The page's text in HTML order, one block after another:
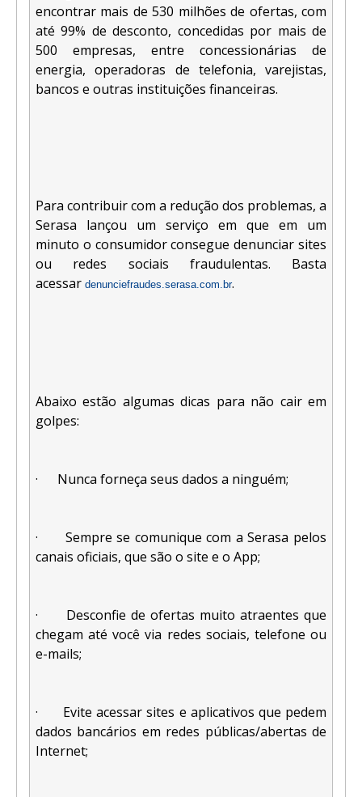
encontrar mais de 530 milhões de ofertas, com
até 99% de desconto, concedidas por mais de
500 empresas, entre concessionárias de
energia, operadoras de telefonia, varejistas,
bancos e outras instituições financeiras.
Para contribuir com a redução dos problemas, a
Serasa lançou um serviço em que em um
minuto o consumidor consegue denunciar sites
ou redes sociais fraudulentas. Basta
acessar denunciefraudes.serasa.com.br.
Abaixo estão algumas dicas para não cair em
golpes:
· Nunca forneça seus dados a ninguém;
· Sempre se comunique com a Serasa pelos
canais oficiais, que são o site e o App;
· Desconfie de ofertas muito atraentes que
chegam até você via redes sociais, telefone ou
e-mails;
· Evite acessar sites e aplicativos que pedem
dados bancários em redes públicas/abertas de
Internet;